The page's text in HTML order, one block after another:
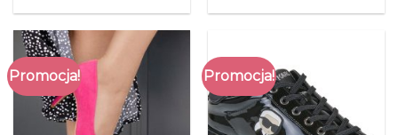
Promocja! Promocja!